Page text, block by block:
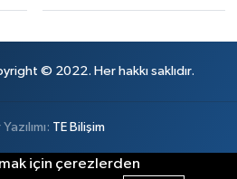
© 2022. Her hakkı saklıdır.
TE Bilişim
için çerezlerden